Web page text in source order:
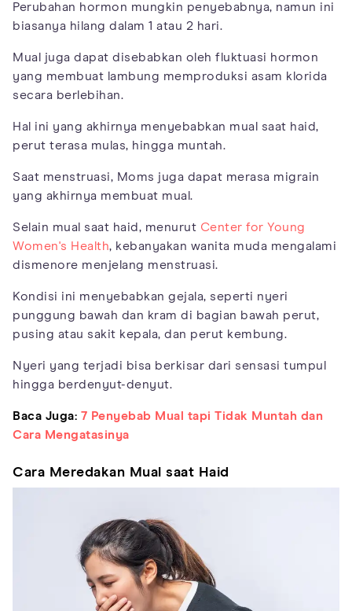
Perubahan hormon mungkin penyebabnya, namun ini
biasanya hilang dalam 1 atau 2 hari.
Mual juga dapat disebabkan oleh fluktuasi hormon
yang membuat lambung memproduksi asam klorida
secara berlebihan.
Hal ini yang akhirnya menyebabkan mual saat haid,
perut terasa mulas, hingga muntah.
Saat menstruasi, Moms juga dapat merasa migrain
yang akhirnya membuat mual.
Selain mual saat haid, menurut Center for Young
Women's Health, kebanyakan wanita muda mengalami
dismenore menjelang menstruasi.
Kondisi ini menyebabkan gejala, seperti nyeri
punggung bawah dan kram di bagian bawah perut,
pusing atau sakit kepala, dan perut kembung.
Nyeri yang terjadi bisa berkisar dari sensasi tumpul
hingga berdenyut-denyut.
Baca Juga: 7 Penyebab Mual tapi Tidak Muntah dan
Cara Mengatasinya
Cara Meredakan Mual saat Haid